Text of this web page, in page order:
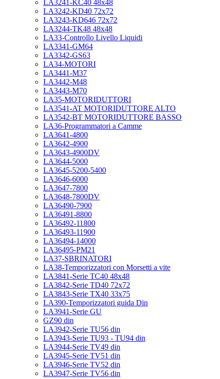
LA3241-KC40 48x48
LA3242-KD40 72x72
LA3243-KD646 72x72
LA3244-TK48 48x48
LA33-Controllo Livello Liquidi
LA3341-GM64
LA3342-GS63
LA34-MOTORI
LA3441-M37
LA3442-M48
LA3443-M70
LA35-MOTORIDUTTORI
LA3541-AT MOTORIDUTTORE ALTO
LA3542-BT MOTORIDUTTORE BASSO
LA36-Programmatori a Camme
LA3641-4800
LA3642-4900
LA3643-4900DV
LA3644-5000
LA3645-5200-5400
LA3646-6000
LA3647-7800
LA3648-7800DV
LA36490-7900
LA36491-8800
LA36492-11800
LA36493-11900
LA36494-14000
LA36495-PM21
LA37-SBRINATORI
LA38-Temporizzatori con Morsetti a vite
LA3841-Serie TC40 48x48
LA3842-Serie TD40 72x72
LA3843-Serie TX40 33x75
LA390-Temporizzatori guida Din
LA3941-Serie GU
GZ90 din
LA3942-Serie TU56 din
LA3943-Serie TU93 - TU94 din
LA3944-Serie TV49 din
LA3945-Serie TV51 din
LA3946-Serie TV52 din
LA3947-Serie TV56 din